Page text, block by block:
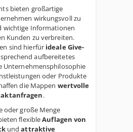
bieten großartige
wirkungsvoll zu
wichtige Informationen
Kunden zu verbreiten.
sind hierfür ideale Give-
aufbereitetes
Unternehmensphilosophie
oder Produkte
die Mappen wertvolle
.
oder große Menge
flexibleAuflagen von
undattraktive